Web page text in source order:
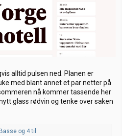
alltid pulsen ned. Planen er
med blant annet et par netter på
nå kommer tassende her
glass rødvin og tenke over saken
og 4 til